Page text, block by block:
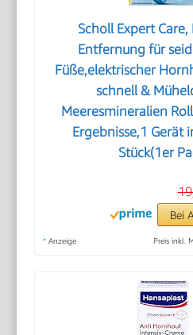
Scholl Expert
Entfernung für
Füße,elektrischer
schnell &
Meeresmineralien
Ergebnisse,1 Gerät
Stück(1er
Bei
* Anzeige Preis inkl.